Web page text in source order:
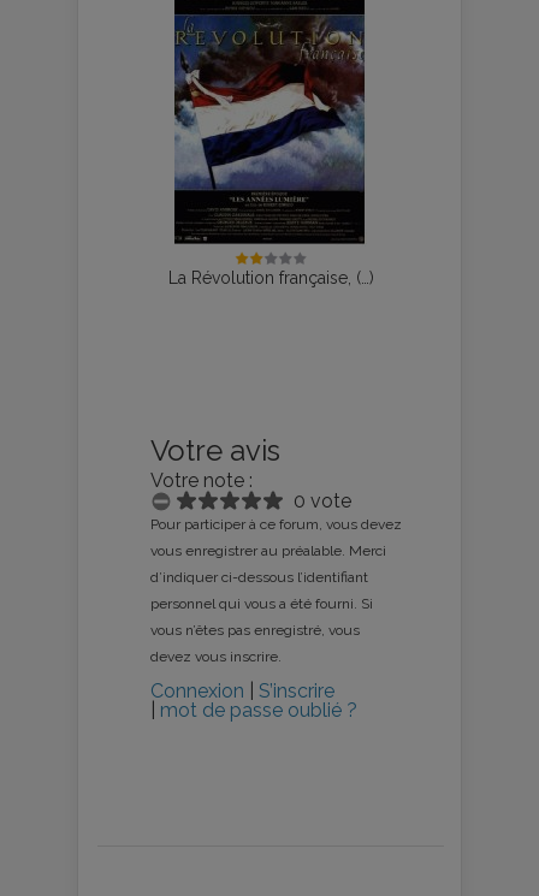
La Révolution française, (…)
Votre avis
Votre note :
0 vote
Pour participer à ce forum, vous devez
vous enregistrer au préalable. Merci
d’indiquer ci-dessous l’identifiant
personnel qui vous a été fourni. Si
vous n’êtes pas enregistré, vous
devez vous inscrire.
Connexion
S’inscrire
mot de passe oublié ?